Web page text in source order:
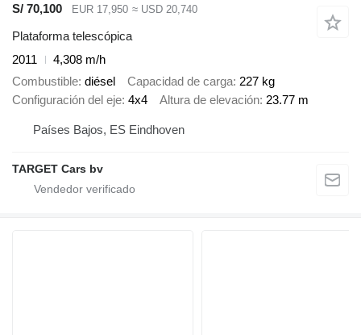
S/ 70,100
EUR 17,950 ≈ USD 20,740
Plataforma telescópica
2011
4,308 m/h
Combustible diésel Capacidad de carga 227 kg
Configuración del eje 4x4 Altura de elevación 23.77 m
Países Bajos, ES Eindhoven
TARGET Cars bv